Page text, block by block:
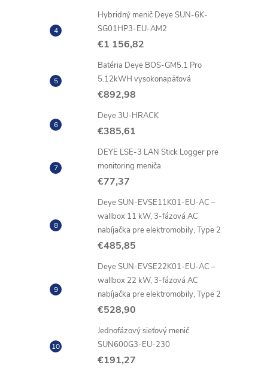
Hybridný menič Deye SUN-6K-
SG01HP3-EU-AM2
€1 156,82
Batéria Deye BOS-GM5.1 Pro
5.12kWH vysokonapäťová
€892,98
Deye 3U-HRACK
€385,61
DEYE LSE-3 LAN Stick Logger pre
monitoring meniča
€77,37
Deye SUN-EVSE11K01-EU-AC –
wallbox 11 kW, 3-fázová AC
nabíjačka pre elektromobily, Type 2
€485,85
Deye SUN-EVSE22K01-EU-AC –
wallbox 22 kW, 3-fázová AC
nabíjačka pre elektromobily, Type 2
€528,90
Jednofázový sieťový menič
SUN600G3-EU-230
€191,27